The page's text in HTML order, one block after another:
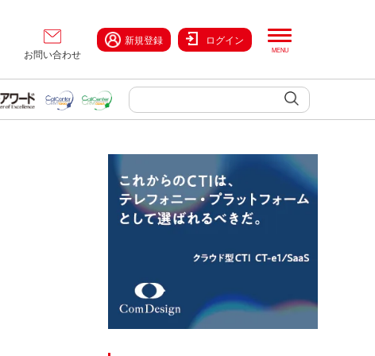
お問い合わせ
新規登録 ログイン